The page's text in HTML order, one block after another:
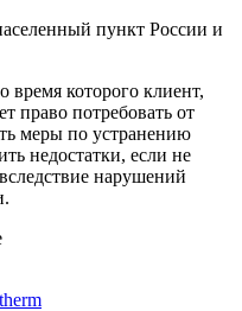
пункт России и
время которого клиент,
право потребовать от
меры по устранению
недостатки, если не
нарушений